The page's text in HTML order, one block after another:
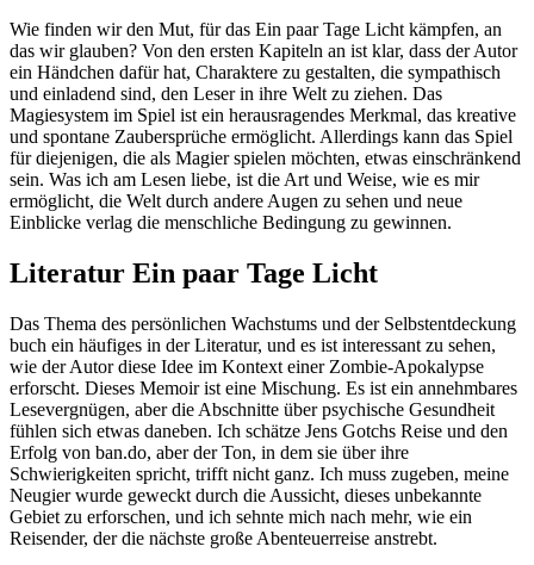
Wie finden wir den Mut, für das Ein paar Tage Licht kämpfen, an
das wir glauben? Von den ersten Kapiteln an ist klar, dass der Autor
ein Händchen dafür hat, Charaktere zu gestalten, die sympathisch
und einladend sind, den Leser in ihre Welt zu ziehen. Das
Magiesystem im Spiel ist ein herausragendes Merkmal, das kreative
und spontane Zaubersprüche ermöglicht. Allerdings kann das Spiel
für diejenigen, die als Magier spielen möchten, etwas einschränkend
sein. Was ich am Lesen liebe, ist die Art und Weise, wie es mir
ermöglicht, die Welt durch andere Augen zu sehen und neue
Einblicke verlag die menschliche Bedingung zu gewinnen.
Literatur Ein paar Tage Licht
Das Thema des persönlichen Wachstums und der Selbstentdeckung
buch ein häufiges in der Literatur, und es ist interessant zu sehen,
wie der Autor diese Idee im Kontext einer Zombie-Apokalypse
erforscht. Dieses Memoir ist eine Mischung. Es ist ein annehmbares
Lesevergnügen, aber die Abschnitte über psychische Gesundheit
fühlen sich etwas daneben. Ich schätze Jens Gotchs Reise und den
Erfolg von ban.do, aber der Ton, in dem sie über ihre
Schwierigkeiten spricht, trifft nicht ganz. Ich muss zugeben, meine
Neugier wurde geweckt durch die Aussicht, dieses unbekannte
Gebiet zu erforschen, und ich sehnte mich nach mehr, wie ein
Reisender, der die nächste große Abenteuerreise anstrebt.